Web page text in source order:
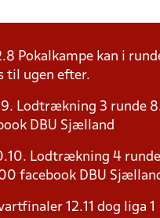
Pokalkampe kan i
til ugen efter.
Lodtrækning 3 runde
DBU Sjælland
Lodtrækning 4 runde
facebook DBU
12.11 dog liga 1